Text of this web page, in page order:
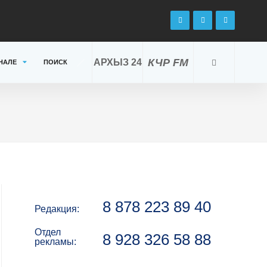
КЧР FM
АРХЫЗ 24
ПОИСК
Редакция: 8 878 223 89 40
Отдел
рекламы:
8 928 326 58 88